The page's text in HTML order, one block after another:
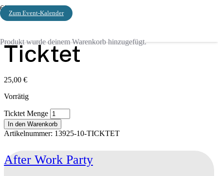
Zum Event-Kalender
Produktwurde deinem Warenkorb hinzugefügt.
Start/ Ticktet
Ticktet
25,00 €
Vorrätig
Ticktet Menge
In den Warenkorb
Artikelnummer: 13925-10-TICKTET
After Work Party